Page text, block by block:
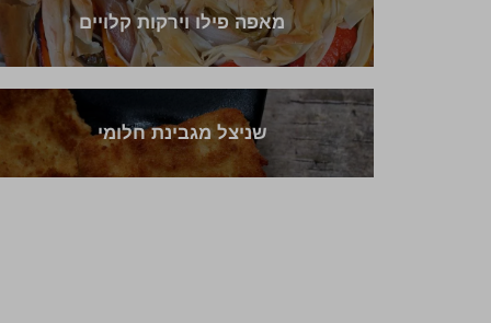
מאפה פילו וירקות קלויים
שניצל מגבינת חלומי